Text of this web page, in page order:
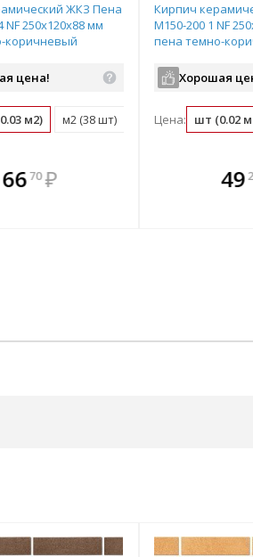
ЖКЗ Пена
NF 250х120х88 мм
коричневый
цена!
м2) м2 (38 шт) поддон (352 шт)
6670 ₽
В
всегда
Кирпич
М150-200 1 NF
пена темно-
Хорошая
Цена: шт (0.02
В комплекте
выгоднее!
49